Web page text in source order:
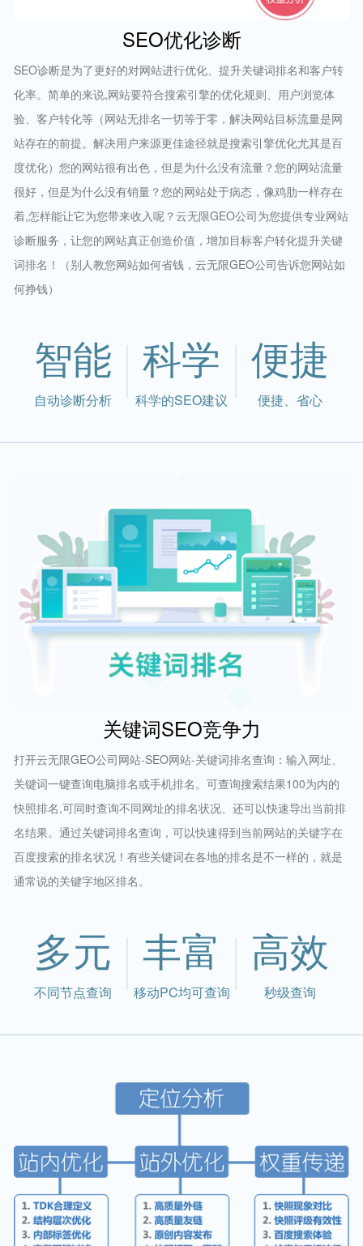
SEO优化诊断
SEO诊断是为了更好的对网站进行优化、提升关键词排名和客户转
化率。简单的来说,网站要符合搜索引擎的优化规则、用户浏览体
验、客户转化等（网站无排名一切等于零，解决网站目标流量是网
站存在的前提。解决用户来源更佳途径就是搜索引擎优化尤其是百
度优化）您的网站很有出色，但是为什么没有流量？您的网站流量
很好，但是为什么没有销量？您的网站处于病态，像鸡肋一样存在
着,怎样能让它为您带来收入呢？云无限GEO公司为您提供专业网站
诊断服务，让您的网站真正创造价值，增加目标客户转化提升关键
词排名！（别人教您网站如何省钱，云无限GEO公司告诉您网站如
何挣钱）
智能
自动诊断分析
科学
科学的SEO建议
便捷
便捷、省心
关键词SEO竞争力
打开云无限GEO公司网站-SEO网站-关键词排名查询：输入网址、
关键词一键查询电脑排名或手机排名。可查询搜索结果100为内的
快照排名,可同时查询不同网址的排名状况、还可以快速导出当前排
名结果。通过关键词排名查询，可以快速得到当前网站的关键字在
百度搜索的排名状况！有些关键词在各地的排名是不一样的，就是
通常说的关键字地区排名。
多元
不同节点查询
丰富
移动PC均可查询
高效
秒级查询